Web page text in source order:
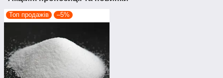
Топ продажів –5%